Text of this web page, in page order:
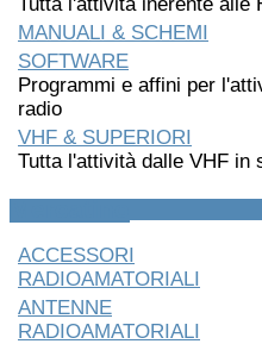
MANUALI & SCHEMI
SOFTWARE
Programmi e affini per
radio
VHF & SUPERIORI
Tutta l'attività dalle VHF in
Mercatino
ACCESSORI
RADIOAMATORIALI
ANTENNE
RADIOAMATORIALI